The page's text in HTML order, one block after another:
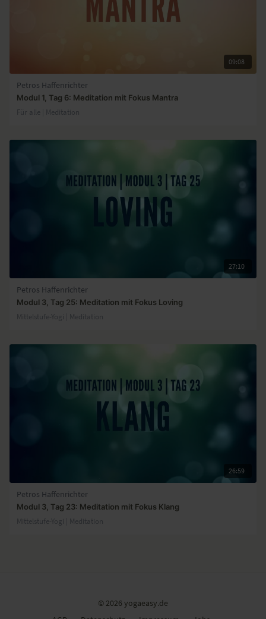
09:08
Petros Haffenrichter
Modul 1, Tag 6: Meditation mit Fokus Mantra
Für alle | Meditation
27:10
Petros Haffenrichter
Modul 3, Tag 25: Meditation mit Fokus Loving
Mittelstufe-Yogi | Meditation
26:59
Petros Haffenrichter
Modul 3, Tag 23: Meditation mit Fokus Klang
Mittelstufe-Yogi | Meditation
© 2026 yogaeasy.de